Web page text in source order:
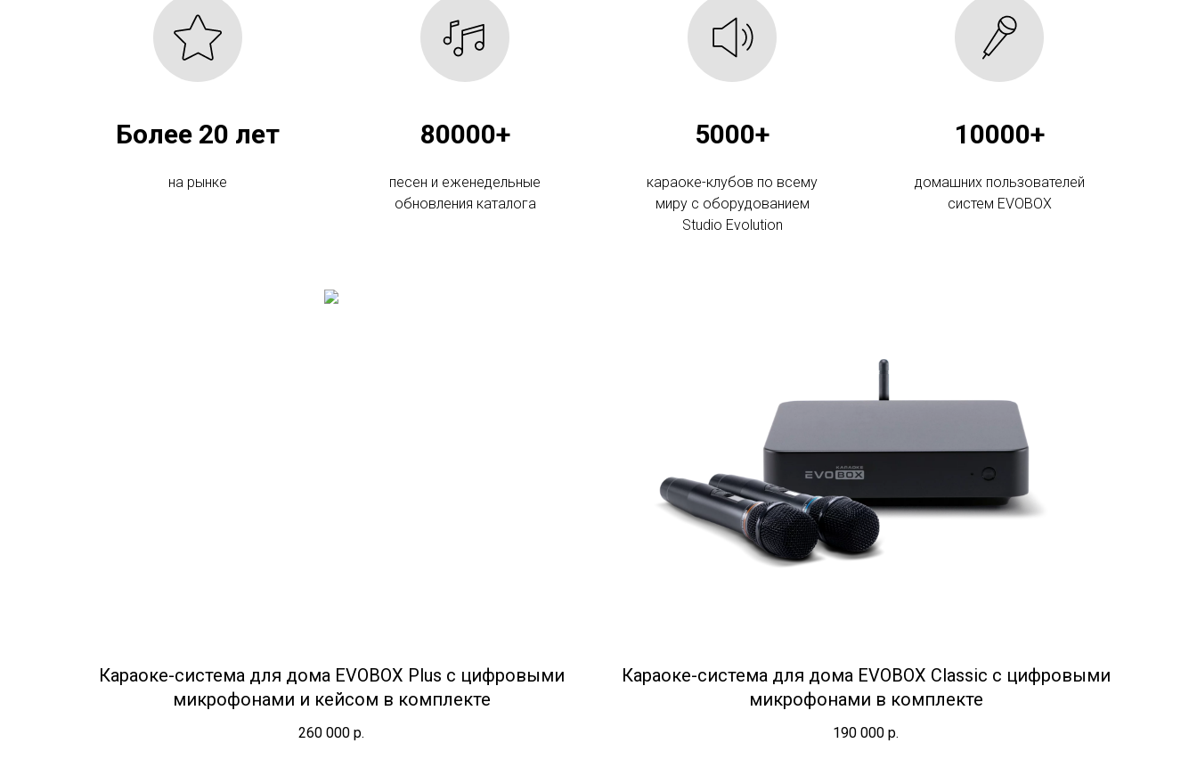
Более 20 лет
на рынке
80000+
песен и еженедельные
обновления каталога
5000+
караоке-клубов по всему
миру с оборудованием
Studio Evolution
10000+
домашних пользователей
систем EVOBOX
Караоке-система для дома EVOBOX Plus с цифровыми
микрофонами и кейсом в комплекте
260 000 р.
Караоке-система для дома EVOBOX Classic с цифровыми
микрофонами в комплекте
190 000 р.